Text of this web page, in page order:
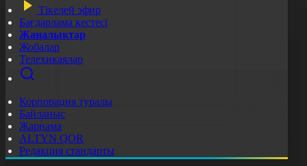
Тікелей эфир
Бағдарлама кестесі
Жаңалықтар
Жобалар
Телехикаялар
Корпорация туралы
Байланыс
Жарнама
ALTYN QOR
Редакция стандарты